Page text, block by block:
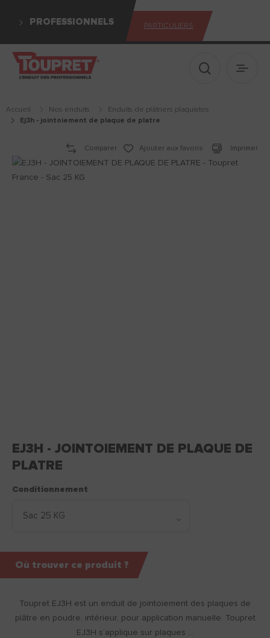
PROFESSIONNELS PARTICULIERS
Afficher le
Accueil Nos enduits
enduits de plâtriers plaquistes
ej3h - jointoiement de plaque de platre
Comparer Ajouter aux favoris Imprimer
EJ3H - JOINTOIEMENT DE PLAQUE DE
PLATRE
Toupret EJ3H est un enduit de jointoiement des plaques de
plâtre en poudre, intérieur, pour application manuelle. Toupret
EJ3H s’applique sur plaques ...
Conditionnement
Où trouver ce produit ?